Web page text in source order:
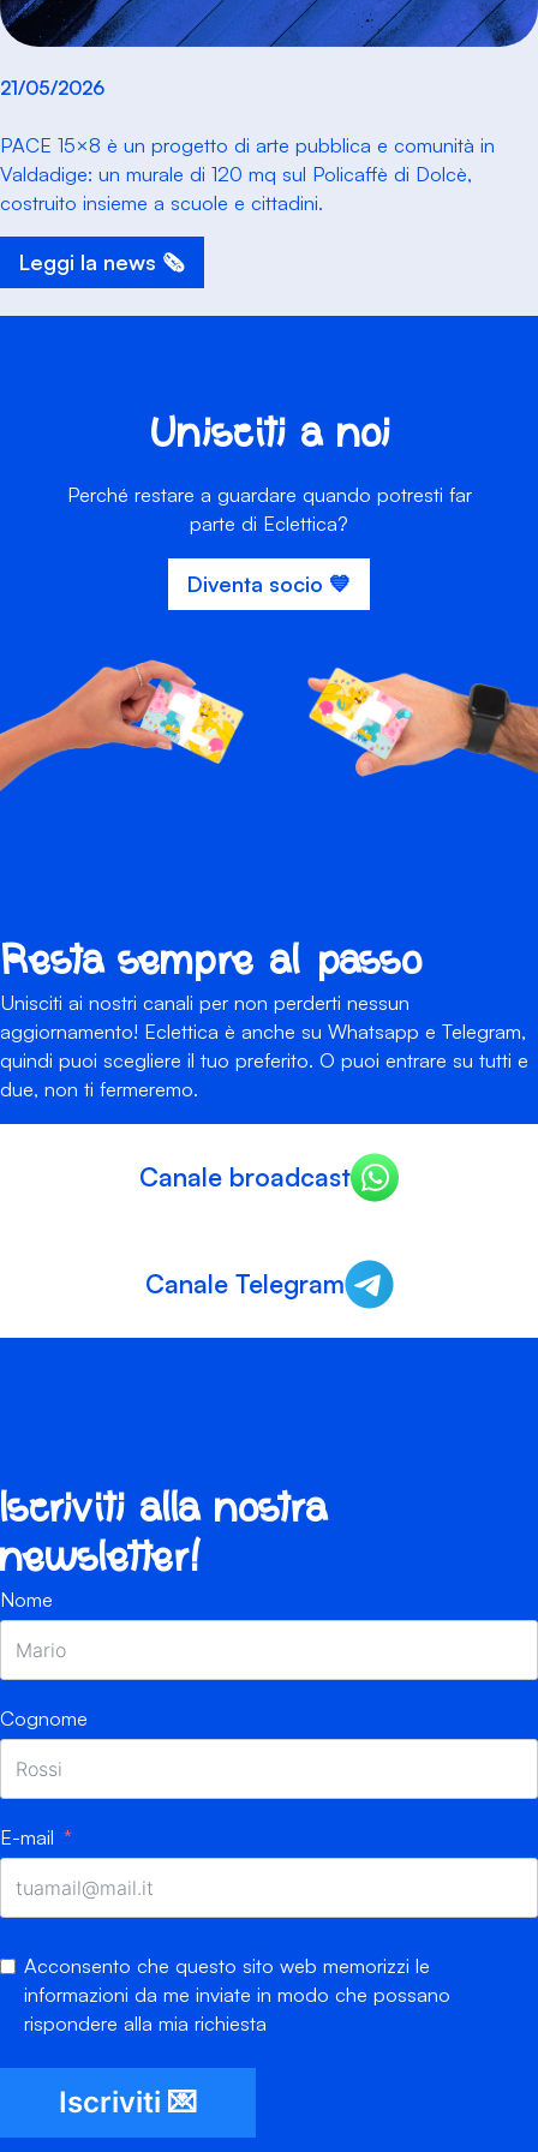
21/05/2026
PACE 15×8 è un progetto di arte pubblica e comunità in
Valdadige: un murale di 120 mq sul Policaffè di Dolcè,
costruito insieme a scuole e cittadini.
Leggi la news 🗞️
Unisciti a noi
Perché restare a guardare quando potresti far
parte di Eclettica?
Diventa socio 💙
Resta sempre al passo
Unisciti ai nostri canali per non perderti nessun
aggiornamento! Eclettica è anche su Whatsapp e Telegram,
quindi puoi scegliere il tuo preferito. O puoi entrare su tutti e
due, non ti fermeremo.
Canale broadcast
Canale Telegram
Iscriviti alla nostra
newsletter!
Nome
Cognome
E-mail
Acconsento che questo sito web memorizzi le
informazioni da me inviate in modo che possano
rispondere alla mia richiesta
Iscriviti 💌